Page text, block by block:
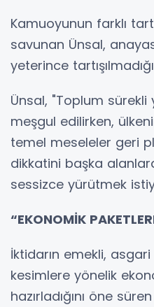
Kamuoyunun farklı
savunan Ünsal,
yeterince
Ünsal, "Toplum
meşgul edilirken,
temel meseleler geri
dikkatini başka
sessizce yürütmek
“EKONOMİK
İktidarın emekli,
kesimlere yönelik
hazırladığını öne